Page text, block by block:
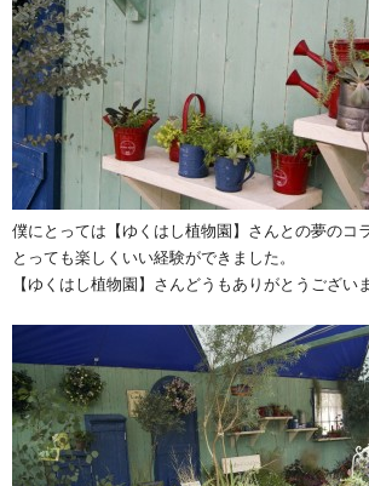
僕にとっては【ゆくはし植物園】さんとの夢のコ
とっても楽しくいい経験ができました。
【ゆくはし植物園】さんどうもありがとうござい